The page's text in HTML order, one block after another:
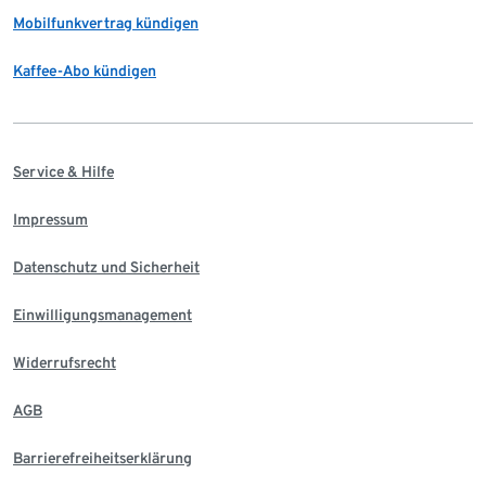
Mobilfunkvertrag kündigen
Kaffee-Abo kündigen
Service & Hilfe
Impressum
Datenschutz und Sicherheit
Einwilligungsmanagement
Widerrufsrecht
AGB
Barrierefreiheitserklärung